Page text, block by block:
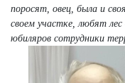
поросят, овец, была и
своем участке, любят
юбиляров сотрудники